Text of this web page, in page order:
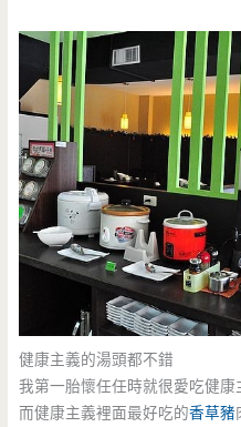
健康主義的湯頭都不錯
我第一胎懷任任時就很愛吃健康
而健康主義裡面最好吃的香草豬